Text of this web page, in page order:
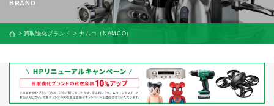
24時間365日受付
買取に関する質問や相談もすぐにできて便利
簡単操作！LINE査定
買取強化ブランド ナムコ（NAMCO）